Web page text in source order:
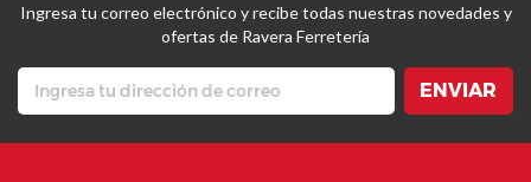
Ingresa tu correo electrónico y recibe todas nuestras novedades y
ofertas de Ravera Ferretería
ENVIAR